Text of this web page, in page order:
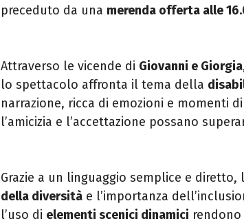
preceduto da una merenda offerta alle
Attraverso le vicende di Giovanni e Giorgia
lo spettacolo affronta il tema della
narrazione, ricca di emozioni e momenti
l’amicizia e l’accettazione possano
Grazie a un linguaggio semplice e
della diversità e l’importanza
l’uso di elementi scenici dinamici